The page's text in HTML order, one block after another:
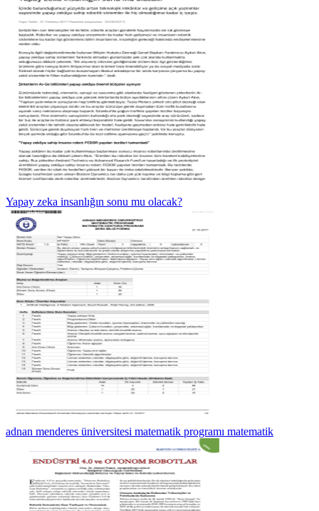
Yapay zeka insanlığın sonu mu olacak?
adnan menderes üniversitesi matematik programı matematik